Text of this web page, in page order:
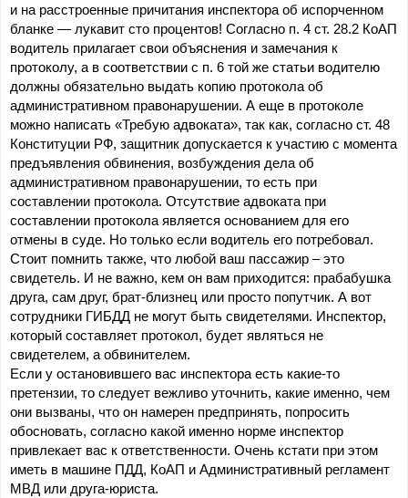
и на расстроенные причитания инспектора об испорченном
бланке — лукавит сто процентов! Согласно п. 4 ст. 28.2 КоАП
водитель прилагает свои объяснения и замечания к
протоколу, а в соответствии с п. 6 той же статьи водителю
должны обязательно выдать копию протокола об
административном правонарушении. А еще в протоколе
можно написать «Требую адвоката», так как, согласно ст. 48
Конституции РФ, защитник допускается к участию с момента
предъявления обвинения, возбуждения дела об
административном правонарушении, то есть при
составлении протокола. Отсутствие адвоката при
составлении протокола является основанием для его
отмены в суде. Но только если водитель его потребовал.
Стоит помнить также, что любой ваш пассажир – это
свидетель. И не важно, кем он вам приходится: прабабушка
друга, сам друг, брат-близнец или просто попутчик. А вот
сотрудники ГИБДД не могут быть свидетелями. Инспектор,
который составляет протокол, будет являться не
свидетелем, а обвинителем.
Если у остановившего вас инспектора есть какие-то
претензии, то следует вежливо уточнить, какие именно, чем
они вызваны, что он намерен предпринять, попросить
обосновать, согласно какой именно норме инспектор
привлекает вас к ответственности. Очень кстати при этом
иметь в машине ПДД, КоАП и Административный регламент
МВД или друга-юриста.